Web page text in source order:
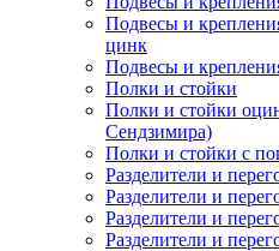
Подвесы и
цинк
Подвесы и
Полки и стойки
Полки и стойки
Сендзимира)
Полки и стойки с
Разделители и
Разделители и
Разделители и
Разделители и